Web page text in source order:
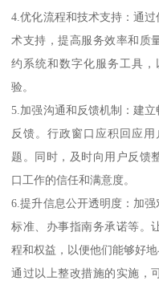
4.优化流程和技术支持：通
术支持，提高服务效率和质
约系统和数字化服务工具
验。
5.加强沟通和反馈机制：建
反馈。行政窗口应积回应
题。同时，及时向用户反馈
口工作的信任和满意度。
6.提升信息公开透明度：加
标准、办事指南务承诺等。
程和权益，以便他们能够好地
通过以上整改措施的实施，